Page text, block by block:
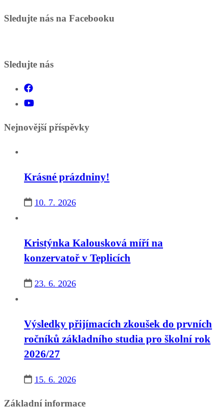
Sledujte nás na Facebooku
Sledujte nás
Nejnovější příspěvky
Krásné prázdniny!
10. 7. 2026
Kristýnka Kalousková míří na
konzervatoř v Teplicích
23. 6. 2026
Výsledky přijímacích zkoušek do prvních
ročníků základního studia pro školní rok
2026/27
15. 6. 2026
Základní informace